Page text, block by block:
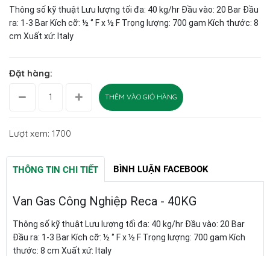
Thông số kỹ thuật Lưu lượng tối đa: 40 kg/hr Đầu vào: 20 Bar Đầu
ra: 1-3 Bar Kích cỡ: ½ ‘’ F x ½ F Trọng lượng: 700 gam Kích thước: 8
cm Xuất xứ: Italy
Đặt hàng:
THÊM VÀO GIỎ HÀNG
Lượt xem: 1700
THÔNG TIN CHI TIẾT BÌNH LUẬN FACEBOOK
Van Gas Công Nghiệp Reca - 40KG
Thông số kỹ thuật Lưu lượng tối đa: 40 kg/hr Đầu vào: 20 Bar
Đầu ra: 1-3 Bar Kích cỡ: ½ ‘’ F x ½ F Trọng lượng: 700 gam Kích
thước: 8 cm Xuất xứ: Italy